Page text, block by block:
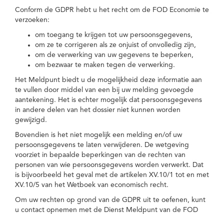
Conform de GDPR hebt u het recht om de FOD Economie te
verzoeken:
om toegang te krijgen tot uw persoonsgegevens,
om ze te corrigeren als ze onjuist of onvolledig zijn,
om de verwerking van uw gegevens te beperken,
om bezwaar te maken tegen de verwerking.
Het Meldpunt biedt u de mogelijkheid deze informatie aan
te vullen door middel van een bij uw melding gevoegde
aantekening. Het is echter mogelijk dat persoonsgegevens
in andere delen van het dossier niet kunnen worden
gewijzigd.
Bovendien is het niet mogelijk een melding en/of uw
persoonsgegevens te laten verwijderen. De wetgeving
voorziet in bepaalde beperkingen van de rechten van
personen van wie persoonsgegevens worden verwerkt. Dat
is bijvoorbeeld het geval met de artikelen XV.10/1 tot en met
XV.10/5 van het Wetboek van economisch recht.
Om uw rechten op grond van de GDPR uit te oefenen, kunt
u contact opnemen met de Dienst Meldpunt van de FOD